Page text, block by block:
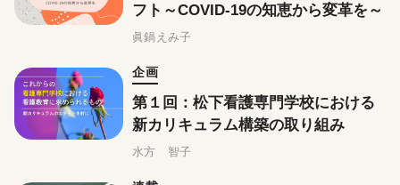
フト～COVID-19の知恵から変革を～
眞鍋えみ子
企画
第１回：松下看護専門学校における
新カリキュラム構築の取り組み
水方 智子